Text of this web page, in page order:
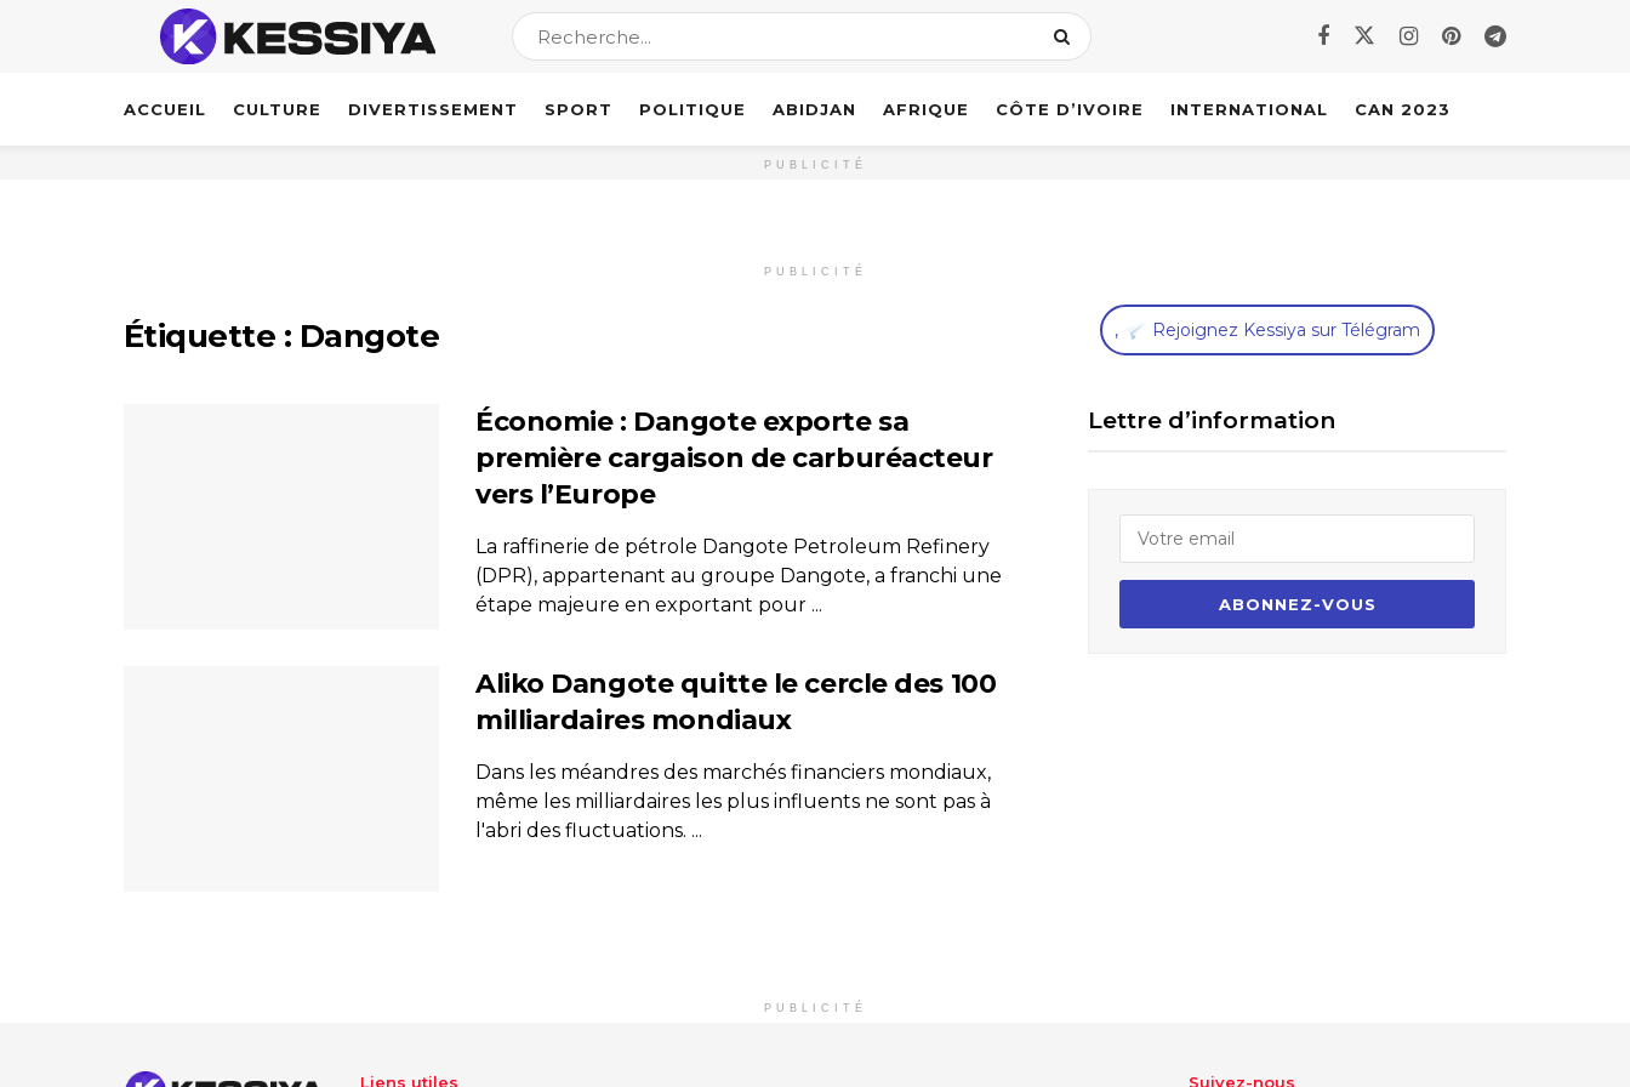
ACCUEIL CULTURE DIVERTISSEMENT SPORT POLITIQUE ABIDJAN AFRIQUE CÔTE D’IVOIRE INTERNATIONAL CAN 2023
PUBLICITÉ
PUBLICITÉ
Étiquette : Dangote
Économie : Dangote exporte sa
première cargaison de carburéacteur
vers l’Europe
La raffinerie de pétrole Dangote Petroleum Refinery
(DPR), appartenant au groupe Dangote, a franchi une
étape majeure en exportant pour ...
Aliko Dangote quitte le cercle des 100
milliardaires mondiaux
Dans les méandres des marchés financiers mondiaux,
même les milliardaires les plus influents ne sont pas à
l'abri des fluctuations. ...
, Rejoignez Kessiya sur Télégram
Lettre d’information
PUBLICITÉ
Liens utiles Suivez-nous